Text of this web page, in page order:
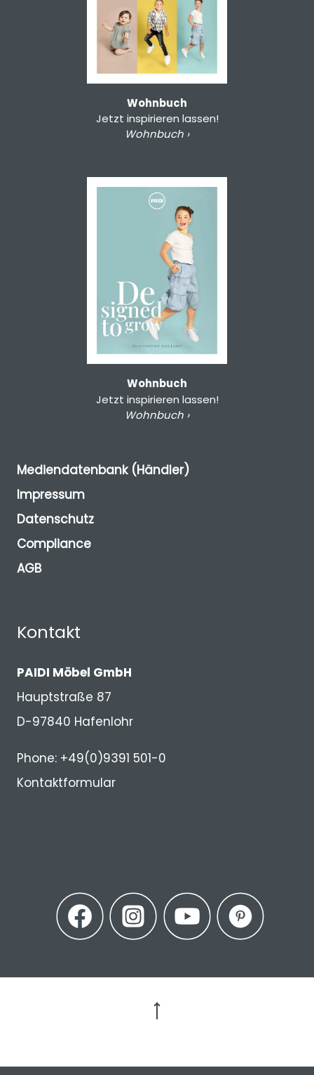
Wohnbuch
Jetzt inspirieren lassen!
Wohnbuch ›
Wohnbuch
Jetzt inspirieren lassen!
Wohnbuch ›
Mediendatenbank (Händler)
Impressum
Datenschutz
Compliance
AGB
Kontakt
PAIDI Möbel GmbH
Hauptstraße 87
D-97840 Hafenlohr
Phone: +49(0)9391 501-0
Kontaktformular